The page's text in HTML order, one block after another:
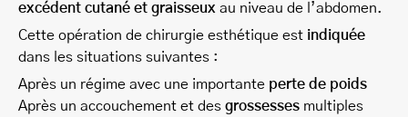
excédent cutané et graisseux au niveau de l’abdomen.
Cette opération de chirurgie esthétique est indiquée
dans les situations suivantes :
Après un régime avec une importante perte de poids
Après un accouchement et des grossesses multiples